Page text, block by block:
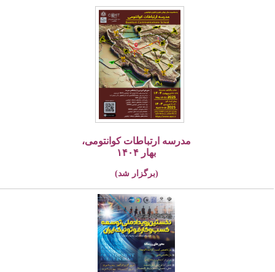
مدرسه ارتباطات کوانتومی،
بهار ۱۴۰۴
(برگزار شد)